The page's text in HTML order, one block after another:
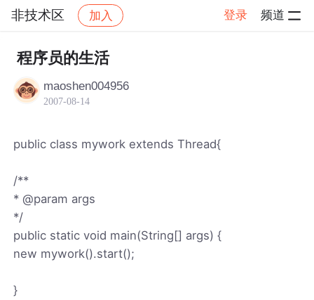
非技术区 加入 登录 频道
社区 非技术区
程序员的生活
maoshen004956
2007-08-14
public class mywork extends Thread{
/**
* @param args
*/
public static void main(String[] args) {
new mywork().start();
}